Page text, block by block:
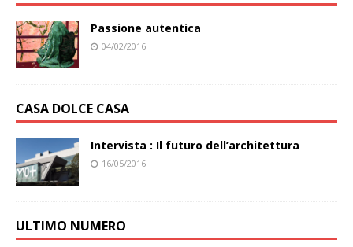
Passione autentica
04/02/2016
CASA DOLCE CASA
Intervista : Il futuro dell’architettura
16/05/2016
ULTIMO NUMERO